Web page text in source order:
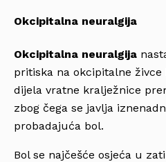
Okcipitalna neuralgija
Okcipitalna neuralgija
pritiska na okcipitalne
dijela vratne kralježnice
zbog čega se javlja
probadajuća bol.
Bol se najčešće osjeća u